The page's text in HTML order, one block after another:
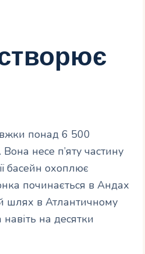
понад 6 500
несе п’яту частину
басейн охоплює
починається в Андах
шлях в Атлантичному
на десятки